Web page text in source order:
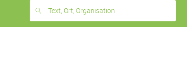
Text, Ort, Organisation